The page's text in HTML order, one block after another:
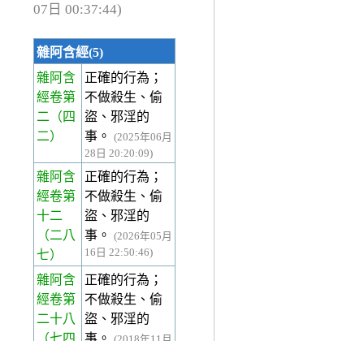
07日 00:37:44)
雜阿含經(5)
雜阿含
經卷第
二 （四
二）
正確的行為；
不做殺生、偷
盜、邪淫的
事。
(2025年06月
28日 20:20:09)
雜阿含
經卷第
十二
（二八
七）
正確的行為；
不做殺生、偷
盜、邪淫的
事。
(2026年05月
16日 22:50:46)
雜阿含
經卷第
二十八
正確的行為；
不做殺生、偷
盜、邪淫的